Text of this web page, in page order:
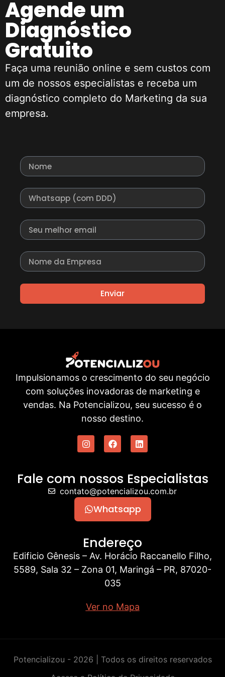
Agende um
Diagnóstico
Gratuito
Faça uma reunião online e sem custos com
um de nossos especialistas e receba um
diagnóstico completo do Marketing da sua
empresa.
Enviar
Impulsionamos o crescimento do seu negócio
com soluções inovadoras de marketing e
vendas. Na Potencializou, seu sucesso é o
nosso destino.
Fale com nossos Especialistas
contato@potencializou.com.br
Whatsapp
Endereço
Edificio Gênesis – Av. Horácio Raccanello Filho,
5589, Sala 32 – Zona 01, Maringá – PR, 87020-
035
Ver no Mapa
Potencializou - 2026 | Todos os direitos reservados